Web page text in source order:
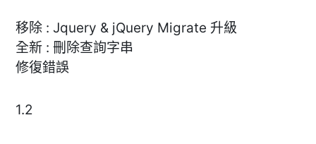
移除 : Jquery & jQuery Migrate 升級
全新 : 刪除查詢字串
修復錯誤
1.2